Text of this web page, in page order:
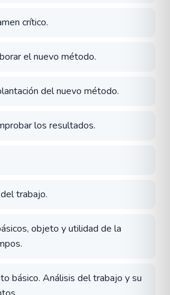
crítico.
el nuevo método.
del nuevo método.
los resultados.
trabajo.
objeto y utilidad de la
básico. Análisis del trabajo y su